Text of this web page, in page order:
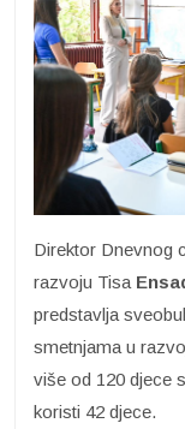
Direktor Dnevnog
razvoju Tisa
predstavlja
smetnjama u
više od 120 djece
koristi 42 djece.